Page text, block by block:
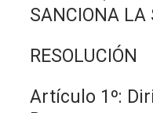
SANCIONA LA
RESOLUCIÓN
Artículo 1º: